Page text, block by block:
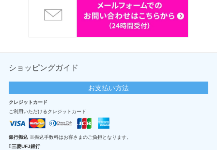
ショッピングガイド
お支払い方法
クレジットカード
ご利用いただけるクレジットカード
銀行振込 ※振込手数料はお客さまのご負担となります。
三菱UFJ銀行